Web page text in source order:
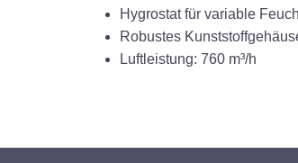
Hygrostat für variable
Robustes
Luftleistung: 760 m³/h